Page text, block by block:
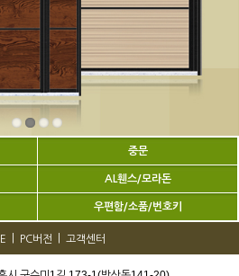
중문
AL휀스/모라돈
우편함/소품/번호키
PC버전 고객센터